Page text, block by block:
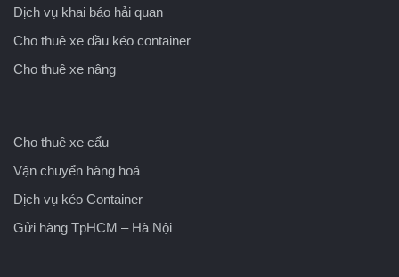
Dịch vụ khai báo hải quan
Cho thuê xe đầu kéo container
Cho thuê xe nâng
Cho thuê xe cẩu
Vận chuyển hàng hoá
Dịch vụ kéo Container
Gửi hàng TpHCM – Hà Nội